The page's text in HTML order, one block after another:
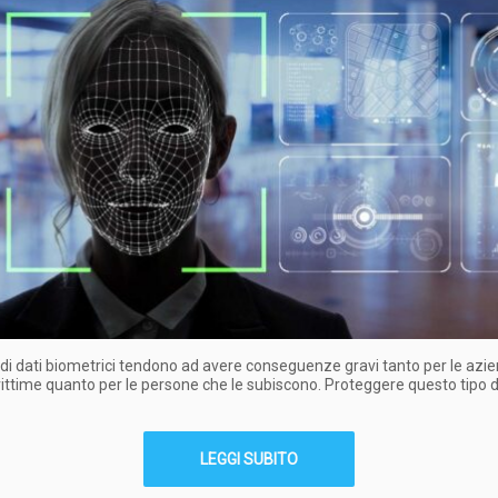
dati biometrici tendono ad avere conseguenze gravi tanto per le
quanto per le persone che le subiscono. Proteggere questo tipo
LEGGI SUBITO